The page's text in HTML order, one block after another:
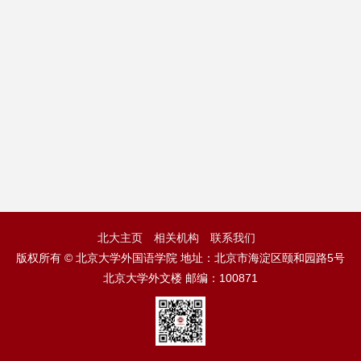
北大主页 相关机构
联系我们
版权所有 © 北京大学外国语学院 地址：北京市海淀区颐和园路5号
北京大学外文楼 邮编：100871